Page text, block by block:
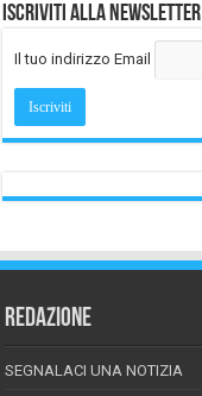
Iscriviti alla Newsletter
Il tuo indirizzo Email
REDAZIONE
SEGNALACI UNA NOTIZIA